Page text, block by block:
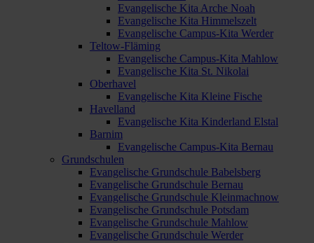
Evangelische Kita Arche Noah
Evangelische Kita Himmelszelt
Evangelische Campus-Kita Werder
Teltow-Fläming
Evangelische Campus-Kita Mahlow
Evangelische Kita St. Nikolai
Oberhavel
Evangelische Kita Kleine Fische
Havelland
Evangelische Kita Kinderland Elstal
Barnim
Evangelische Campus-Kita Bernau
Grundschulen
Evangelische Grundschule Babelsberg
Evangelische Grundschule Bernau
Evangelische Grundschule Kleinmachnow
Evangelische Grundschule Potsdam
Evangelische Grundschule Mahlow
Evangelische Grundschule Werder